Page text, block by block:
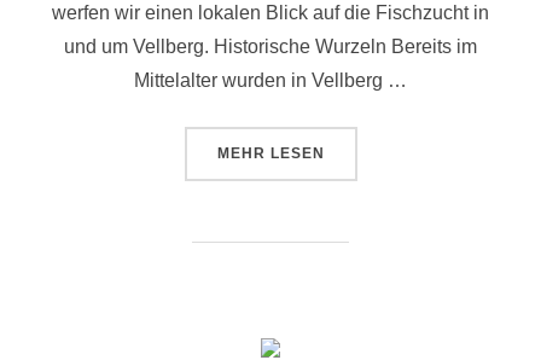
werfen wir einen lokalen Blick auf die Fischzucht in
und um Vellberg. Historische Wurzeln Bereits im
Mittelalter wurden in Vellberg …
MEHR LESEN